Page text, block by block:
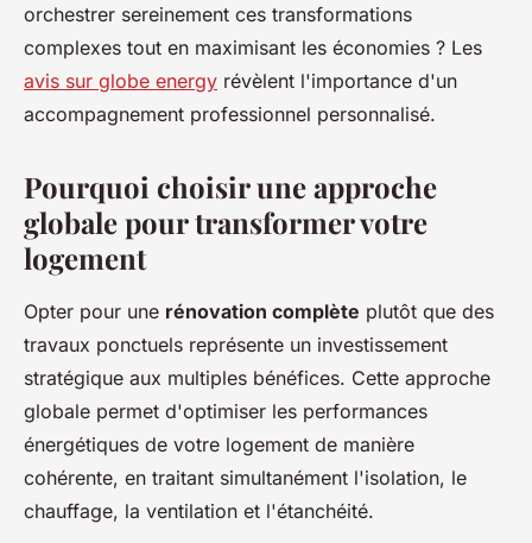
orchestrer sereinement ces transformations
complexes tout en maximisant les économies ? Les
avis sur globe energy révèlent l'importance d'un
accompagnement professionnel personnalisé.
Pourquoi choisir une approche
globale pour transformer votre
logement
Opter pour une rénovation complète plutôt que des
travaux ponctuels représente un investissement
stratégique aux multiples bénéfices. Cette approche
globale permet d'optimiser les performances
énergétiques de votre logement de manière
cohérente, en traitant simultanément l'isolation, le
chauffage, la ventilation et l'étanchéité.